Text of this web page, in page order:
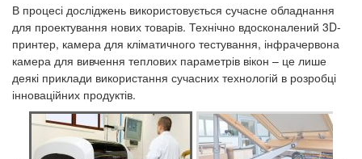
В процесі досліджень використовується сучасне обладнання
для проектування нових товарів. Технічно вдосконалений 3D-
принтер, камера для кліматичного тестування, інфрачервона
камера для вивчення теплових параметрів вікон – це лише
деякі приклади використання сучасних технологій в розробці
інноваційних продуктів.